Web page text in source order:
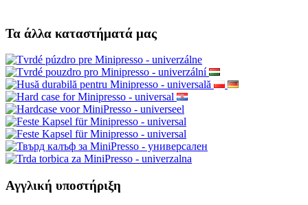
Τα άλλα καταστήματά μας
Αγγλική υποστήριξη